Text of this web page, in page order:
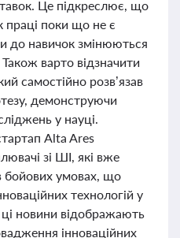
Це підкреслює, що
праці поки що не є
до навичок змінюються
варто відзначити
самостійно розв’язав
демонструючи
у науці.
Alta Ares
зі ШІ, які вже
бойових умовах, що
технологій у
новини відображають
інноваційних